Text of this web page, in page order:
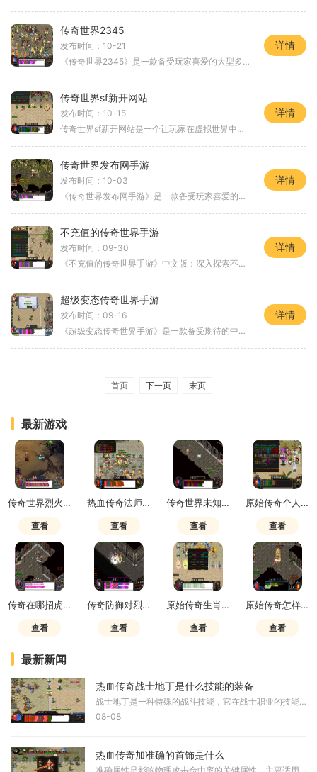
传奇世界2345
发布时间：10-21
《传奇世界2345》是一款备受玩家喜爱的大型多人在线角色扮演游戏(MMORPG)。该游戏以中国古代神话传说为背景，将玩家引入一个精彩纷呈的游戏世界。下面将为大家详细介绍该游戏的具
详情
传奇世界sf新开网站
发布时间：10-15
传奇世界sf新开网站是一个让玩家在虚拟世界中体验战斗、冒险和成长的网络游戏。作为一款经典的网游，传奇世界sf以其丰富的剧情、精妙的玩法和多样化的角色选择而备受玩家喜爱。
详情
传奇世界发布网手游
发布时间：10-03
《传奇世界发布网手游》是一款备受玩家喜爱的多人在线角色扮演游戏，游戏中融合了传奇世界系列的经典玩法和创新元素。玩家将进入一个神奇的幻想世界，与其他玩家一起冒险、战
详情
不充值的传奇世界手游
发布时间：09-30
《不充值的传奇世界手游》中文版：深入探索不花一分钱的游戏乐趣随着手机游戏的快速发展，传奇世界手游成为了许多玩家们的心头好。这款游戏拥有丰富多样的玩法，令人陶醉其中
详情
超级变态传奇世界手游
发布时间：09-16
《超级变态传奇世界手游》是一款备受期待的中国风格动作角色扮演游戏，以魔幻仙侠为背景，融入了丰富的战斗系统和精彩的剧情。游戏中有着精美的画面，丰富多样的玩法，给玩家
详情
首页 下一页 末页
最新游戏
传奇世界烈火好还是雷霆好用
查看
热血传奇法师流星火雨技能符文如何合成的
查看
传奇世界未知暗殿入口在哪
查看
原始传奇个人贡献值怎么获得
查看
传奇在哪招虎卫师傅啊
查看
传奇防御对烈火有用吗
查看
原始传奇生肖合成需要什么
查看
原始传奇怎样快速升级装备
查看
最新新闻
热血传奇战士地丁是什么技能的装备
战士地丁是一种特殊的战斗技能，它在战士职业的技能体系中具有重要地位。该技能让战士能够在战斗中施展出范围性的攻击效果，对多个目标造成伤害。从本质上来说，战士地丁代表
08-08
热血传奇加准确的首饰是什么